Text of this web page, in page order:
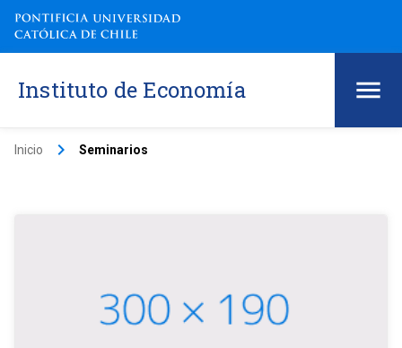
Instituto de Economía
Inicio keyboard_arrow_right Seminarios